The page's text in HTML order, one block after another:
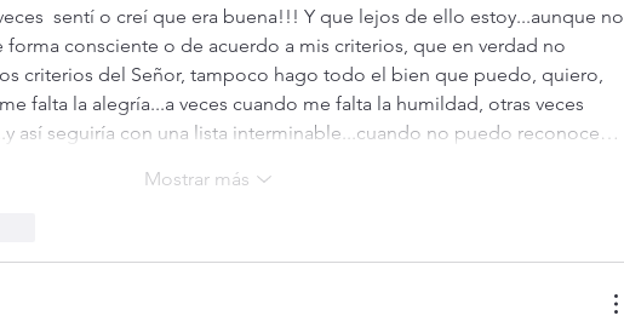
sentí o creí que era buena!!! Y que lejos de ello estoy...aunque no
forma consciente o de acuerdo a mis criterios, que en verdad no
criterios del Señor, tampoco hago todo el bien que puedo, quiero,
falta la alegría...a veces cuando me falta la humildad, otras veces
así seguiría con una lista interminable...cuando no puedo reconoce…
Mostrar más